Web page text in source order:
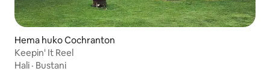
Hema huko Cochranton
Keepin' It Reel
Hali · Bustani